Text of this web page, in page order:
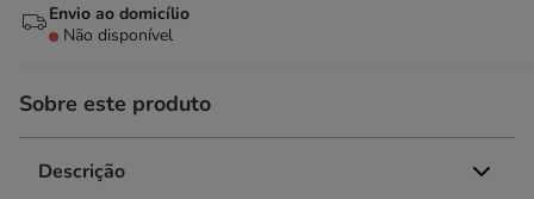
Envio ao domicílio
Não disponível
Sobre este produto
Descrição